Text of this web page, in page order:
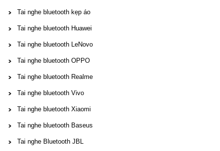
Tai nghe bluetooth kẹp áo
Tai nghe bluetooth Huawei
Tai nghe bluetooth LeNovo
Tai nghe bluetooth OPPO
Tai nghe bluetooth Realme
Tai nghe bluetooth Vivo
Tai nghe bluetooth Xiaomi
Tai nghe bluetooth Baseus
Tai nghe Bluetooth JBL